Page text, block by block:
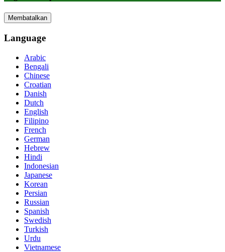
Membatalkan
Language
Arabic
Bengali
Chinese
Croatian
Danish
Dutch
English
Filipino
French
German
Hebrew
Hindi
Indonesian
Japanese
Korean
Persian
Russian
Spanish
Swedish
Turkish
Urdu
Vietnamese